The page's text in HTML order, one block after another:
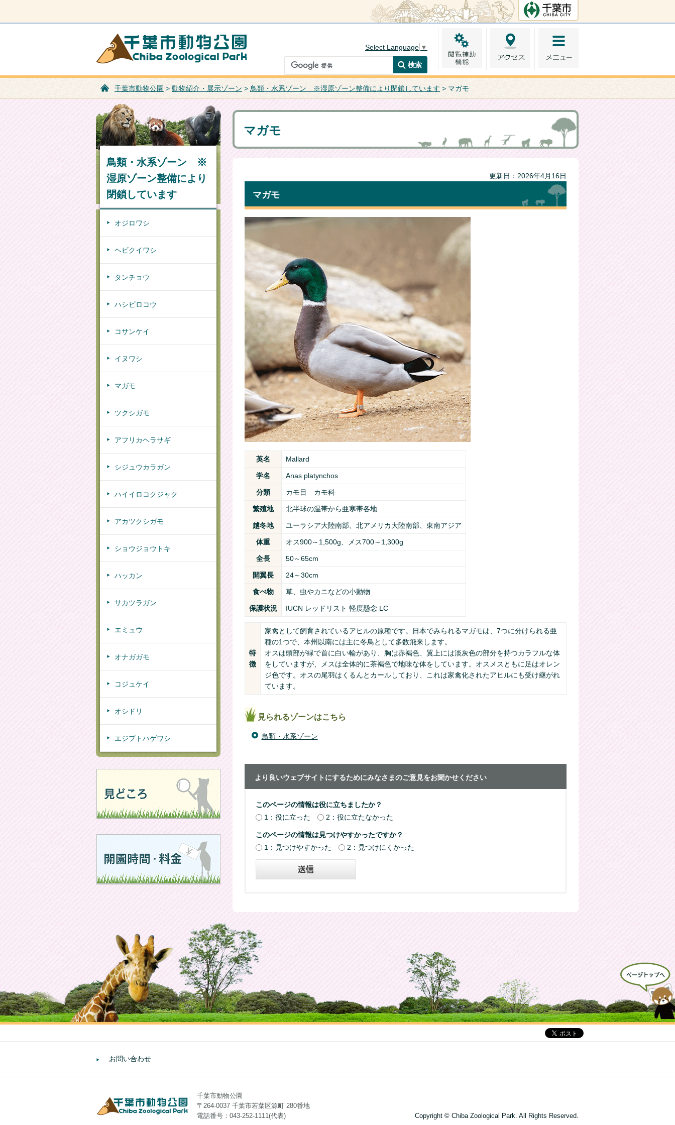
千葉市ホームペー
ジ
千葉市動物公園
Select Language ▼
千葉市動物公園 > 動物紹介・展示ゾーン > 鳥類・水系ゾーン ※湿原ゾーン整備により閉鎖しています > マガモ
鳥類・水系ゾーン ※
湿原ゾーン整備により
閉鎖しています
オジロワシ
ヘビクイワシ
タンチョウ
ハシビロコウ
コサンケイ
イヌワシ
マガモ
ツクシガモ
アフリカヘラサギ
シジュウカラガン
ハイイロコクジャク
アカツクシガモ
ショウジョウトキ
ハッカン
サカツラガン
エミュウ
オナガガモ
コジュケイ
オシドリ
エジプトハゲワシ
マガモ
更新日：2026年4月16日
マガモ
英名 Mallard
学名 Anas platynchos
分類 カモ目 カモ科
繁殖地 北半球の温帯から亜寒帯各地
越冬地 ユーラシア大陸南部、北アメリカ大陸南部、東南アジア
体重 オス900～1,500g、メス700～1,300g
全長 50～65cm
開翼長 24～30cm
食べ物 草、虫やカニなどの小動物
保護状況 IUCN レッドリスト 軽度懸念 LC
特
徴
家禽として飼育されているアヒルの原種です。日本でみられるマガモは、7つに分けられる亜
種の1つで、本州以南には主に冬鳥として多数飛来します。
オスは頭部が緑で首に白い輪があり、胸は赤褐色、翼上には淡灰色の部分を持つカラフルな体
をしていますが、メスは全体的に茶褐色で地味な体をしています。オスメスともに足はオレン
ジ色です。オスの尾羽はくるんとカールしており、これは家禽化されたアヒルにも受け継がれ
ています。
見られるゾーンはこちら
鳥類・水系ゾーン
より良いウェブサイトにするためにみなさまのご意見をお聞かせください
このページの情報は役に立ちましたか？
1：役に立った
2：役に立たなかった
このページの情報は見つけやすかったですか？
1：見つけやすかった
2：見つけにくかった
お問い合わせ
千葉市動物公園
〒264-0037 千葉市若葉区源町 280番地
電話番号：043-252-1111(代表)
Copyright © Chiba Zoological Park. All Rights Reserved.